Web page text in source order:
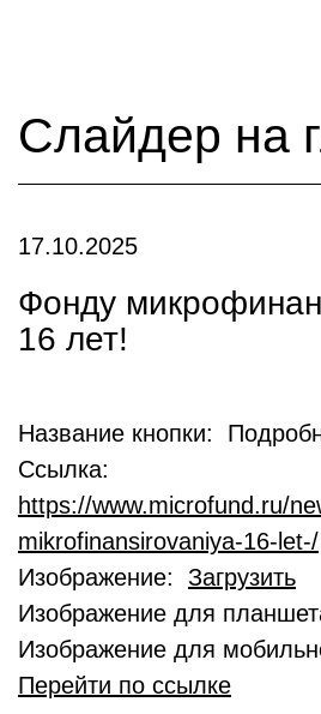
Слайдер на
17.10.2025
Фонду
16 лет!
Название кнопки:
Ссылка:
https://www.microfund.ru/
mikrofinansirovaniya-16-let-/
Изображение: Загрузить
Изображение для
Изображение для
Перейти по ссылке